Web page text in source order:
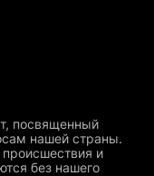
посвященный
нашей страны.
и
без нашего